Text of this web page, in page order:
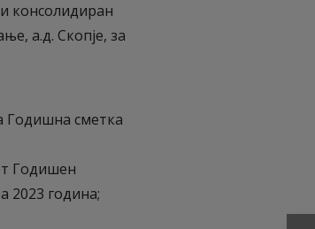
консолидиран
а.д. Скопје, за
Годишна сметка
Годишен
2023 година;